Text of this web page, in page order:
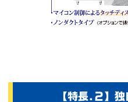
【特長.２】